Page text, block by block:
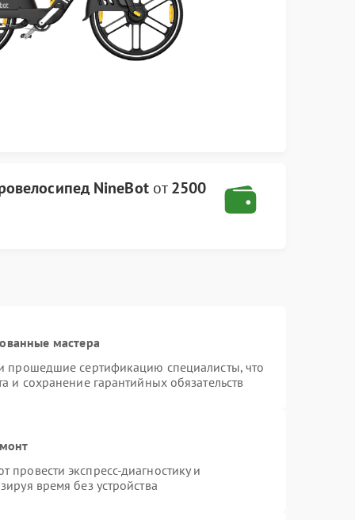
NineBotот2500
мастера
прошедшие сертификацию специалисты, что
и сохранение гарантийных обязательств
экспресс-диагностику и
время без устройства